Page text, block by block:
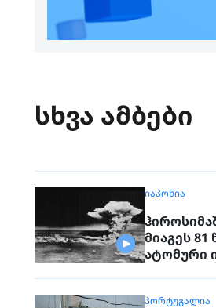
სხვა ამბები
ᲘᲐᲞᲝᲜᲘᲐ
მიაგეს
ატომური
ᲞᲝᲠᲢᲣᲒᲐᲚᲘᲐ